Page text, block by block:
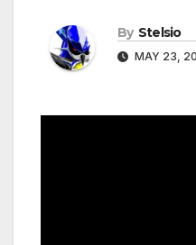
By Stelsio
MAY 23,